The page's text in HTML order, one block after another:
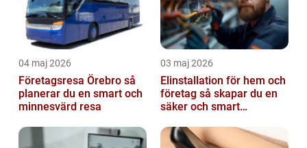
04 maj 2026
Företagsresa Örebro så
planerar du en smart och
minnesvärd resa
03 maj 2026
Elinstallation för hem och
företag så skapar du en
säker och smart